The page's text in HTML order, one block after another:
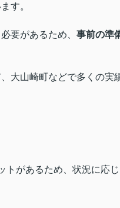
す。
要があるため、 事前の準
大山崎町などで多くの実
トがあるため、状況に応じ